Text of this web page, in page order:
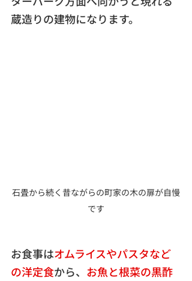
蔵造りの建物になります。
石畳から続く昔ながらの町家の木の扉が自慢
です
お食事はオムライスやパスタなど
の洋定食から、 お魚と根菜の黒酢